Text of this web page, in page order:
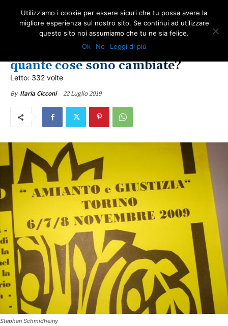
ULTIME NOTIZIE
Dopo anni di guerra all’amianto
quante cose sono cambiate?
Letto: 332 volte
By Ilaria Cicconi 22 Luglio 2019
Stephan Schmidheiny
Utilizziamo i cookie per essere sicuri che tu possa avere la
migliore esperienza sul nostro sito. Se continui ad utilizzare
questo sito noi assumiamo che tu ne sia felice.
Ok
No Leggi di più